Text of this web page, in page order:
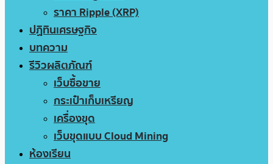
ราคา Ripple (XRP)
ปฏิทินเศรษฐกิจ
บทความ
รีวิวผลิตภัณฑ์
เว็บซื้อขาย
กระเป๋าเก็บเหรียญ
เครื่องขุด
เว็บขุดแบบ Cloud Mining
ห้องเรียน